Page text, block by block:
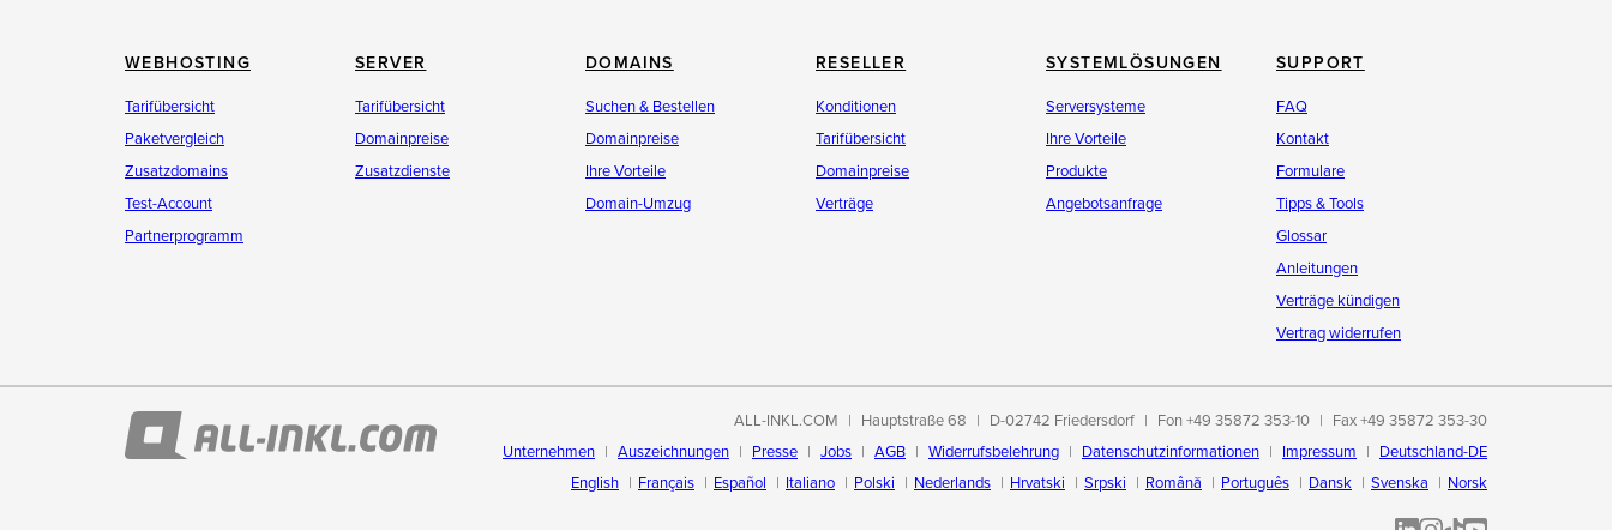
WEBHOSTING
Tarifübersicht
Paketvergleich
Zusatzdomains
Test-Account
Partnerprogramm
SERVER
Tarifübersicht
Domainpreise
Zusatzdienste
DOMAINS
Suchen & Bestellen
Domainpreise
Ihre Vorteile
Domain-Umzug
RESELLER
Konditionen
Tarifübersicht
Domainpreise
Verträge
SYSTEMLÖSUNGEN
Serversysteme
Ihre Vorteile
Produkte
Angebotsanfrage
SUPPORT
FAQ
Kontakt
Formulare
Tipps & Tools
Glossar
Anleitungen
Verträge kündigen
Vertrag widerrufen
ALL-INKL.COM Hauptstraße 68 D-02742 Friedersdorf Fon +49 35872 353-10
Fax +49 35872 353-30
Unternehmen
Auszeichnungen Presse Jobs AGB Widerrufsbelehrung Datenschutzinformationen Impressum
Deutschland-DE
English
Français Español Italiano Polski Nederlands Hrvatski Srpski Română Português Dansk Svenska Norsk